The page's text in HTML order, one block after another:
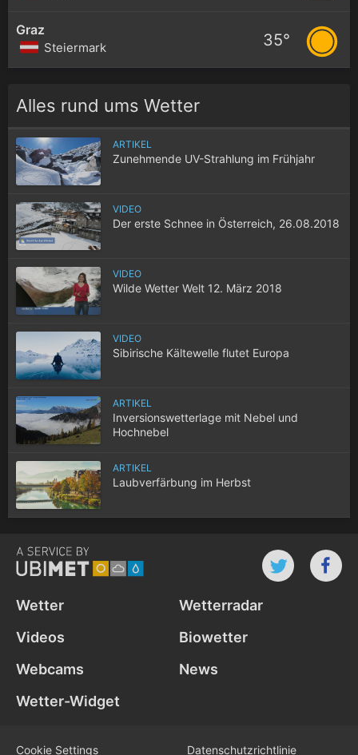
Graz
Steiermark 35°
Alles rund ums Wetter
ARTIKEL
Zunehmende UV-Strahlung im Frühjahr
VIDEO
Der erste Schnee in Österreich, 26.08.2018
VIDEO
Wilde Wetter Welt 12. März 2018
VIDEO
Sibirische Kältewelle flutet Europa
ARTIKEL
Inversionswetterlage mit Nebel und
Hochnebel
ARTIKEL
Laubverfärbung im Herbst
Wetter
Wetterradar
Videos
Biowetter
Webcams
News
Wetter-Widget
Cookie Settings Datenschutz­richtlinie